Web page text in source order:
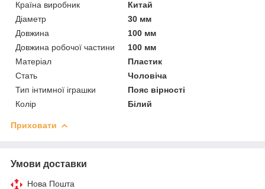
Країна виробник
Китай
Діаметр
30 мм
Довжина
100 мм
Довжина робочої частини
100 мм
Матеріал
Пластик
Стать
Чоловіча
Тип інтимної іграшки
Пояс вірності
Колір
Білий
Приховати
Умови доставки
Нова Пошта